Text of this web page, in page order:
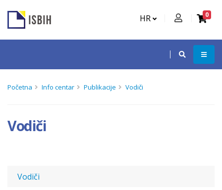
HR 0
Početna Info centar Publikacije Vodiči
Vodiči
Vodiči